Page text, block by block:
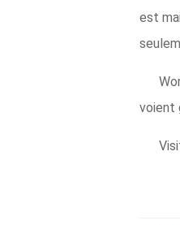
est
voient